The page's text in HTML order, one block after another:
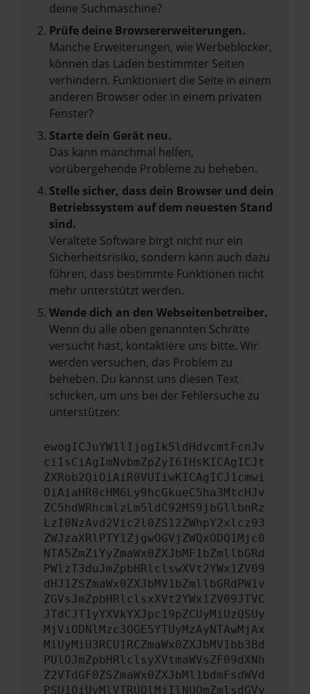
deine Suchmaschine?
Prüfe deine Browsererweiterungen.
Manche Erweiterungen, wie Werbeblocker,
können das Laden bestimmter Seiten
verhindern. Funktioniert die Seite in einem
anderen Browser oder in einem privaten
Fenster?
Starte dein Gerät neu.
Das kann manchmal helfen,
vorübergehende Probleme zu beheben.
Stelle sicher, dass dein Browser und dein
Betriebssystem auf dem neuesten Stand
sind.
Veraltete Software birgt nicht nur ein
Sicherheitsrisiko, sondern kann auch dazu
führen, dass bestimmte Funktionen nicht
mehr unterstützt werden.
Wende dich an den Webseitenbetreiber.
Wenn du alle oben genannten Schritte
versucht hast, kontaktiere uns bitte. Wir
werden versuchen, das Problem zu
beheben. Du kannst uns diesen Text
schicken, um uns bei der Fehlersuche zu
unterstützen:
ewogICJuYW1lIjogIk5ldHdvcmtFcnJv
ciIsCiAgImNvbmZpZyI6IHsKICAgICJt
ZXRob2QiOiAiR0VUIiwKICAgICJ1cmwi
OiAiaHR0cHM6Ly9hcGkueC5ha3MtcHJv
ZC5hdWRhcmlzLm5ldC92MS9jbGllbnRz
LzI0NzAvd2Vic2l0ZS12ZWhpY2xlcz93
ZWJzaXRlPTY1ZjgwOGVjZWQxODQ1Mjc0
NTA5ZmZiYyZmaWx0ZXJbMF1bZmllbGRd
PWlzT3duJmZpbHRlclswXVt2YWx1ZV09
dHJ1ZSZmaWx0ZXJbMV1bZmllbGRdPW1v
ZGVsJmZpbHRlclsxXVt2YWx1ZV09JTVC
JTdCJTIyYXVkYXJpc19pZCUyMiUzQSUy
MjViODNlMzc3OGE5YTUyMzAyNTAwMjAx
MiUyMiU3RCU1RCZmaWx0ZXJbMV1bb3Bd
PUlOJmZpbHRlclsyXVtmaWVsZF09dXNh
Z2VTdGF0ZSZmaWx0ZXJbMl1bdmFsdWVd
PSU1QiUyMlVTRUQlMjIlNUQmZmlsdGVy